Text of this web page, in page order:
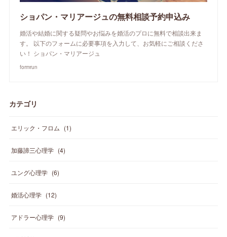
ショパン・マリアージュの無料相談予約申込み
婚活や結婚に関する疑問やお悩みを婚活のプロに無料で相談出来ま
す。 以下のフォームに必要事項を入力して、お気軽にご相談くださ
い！ ショパン・マリアージュ
formrun
カテゴリ
エリック・フロム (1)
加藤諦三心理学 (4)
ユング心理学 (6)
婚活心理学 (12)
アドラー心理学 (9)